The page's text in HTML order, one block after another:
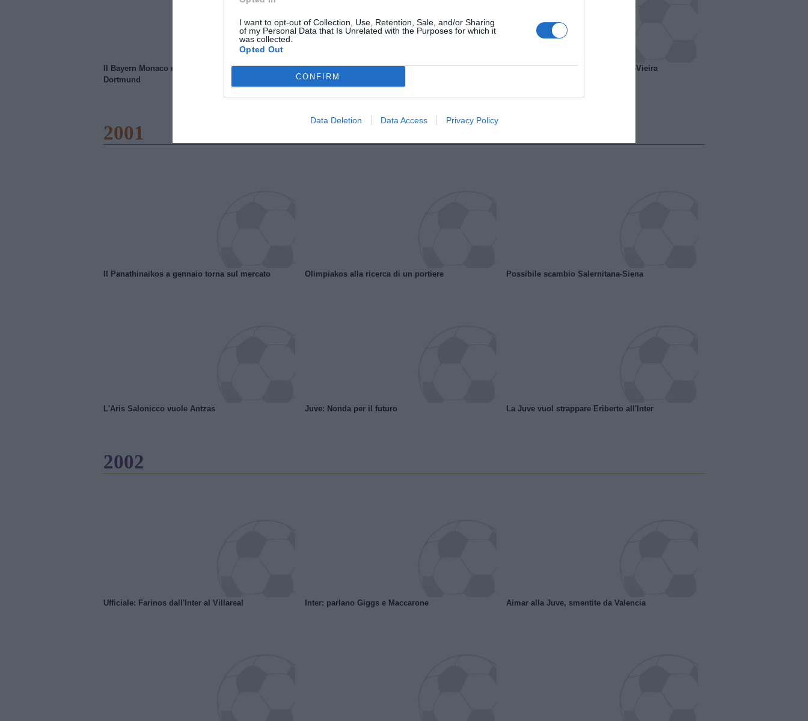
I want to opt-out of Collection, Use, Retention, Sale, and/or Sharing
of my Personal Data that Is Unrelated with the Purposes for which it
was collected.
Opted Out
CONFIRM
Data Deletion Data Access Privacy Policy
Il Bayern Monaco ridimensiona il Borussia
Dortmund
Wiltord vuole giocare A gennaio ipotesi scambio Davids-Vieira
2001
Il Panathinaikos a gennaio torna sul mercato Olimpiakos alla ricerca di un portiere Possibile scambio Salernitana-Siena
L'Aris Salonicco vuole Antzas Juve: Nonda per il futuro La Juve vuol strappare Eriberto all'Inter
2002
Ufficiale: Farinos dall'Inter al Villareal Inter: parlano Giggs e Maccarone Aimar alla Juve, smentite da Valencia